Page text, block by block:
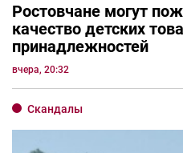
Ростовчане могут
качество детских
принадлежностей
вчера, 20:32
Скандалы